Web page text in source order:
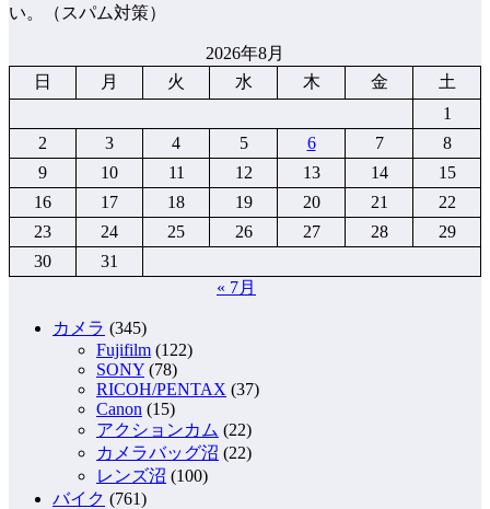
い。（スパム対策）
2026年8月
日
月 火 水 木 金
土
1
2
3 4 5 6 7
8
9
10 11 12 13 14
15
16
17 18 19 20 21
22
23
24 25 26 27 28
29
30
31
« 7月
カメラ (345)
Fujifilm (122)
SONY (78)
RICOH/PENTAX (37)
Canon (15)
アクションカム (22)
カメラバッグ沼 (22)
レンズ沼 (100)
バイク (761)